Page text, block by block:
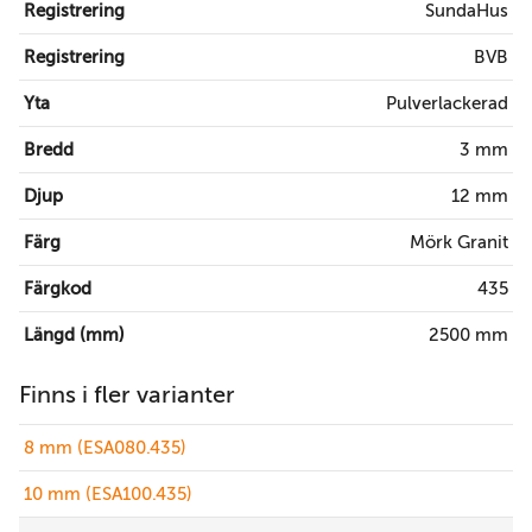
Registrering SundaHus
Registrering BVB
Yta Pulverlackerad
Bredd 3 mm
Djup 12 mm
Färg Mörk Granit
Färgkod 435
Längd (mm) 2500 mm
Finns i fler varianter
8 mm (ESA080.435)
10 mm (ESA100.435)